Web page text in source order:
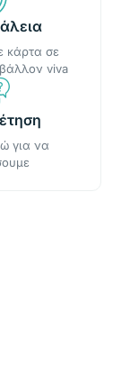
κάρτα σε
viva
για να